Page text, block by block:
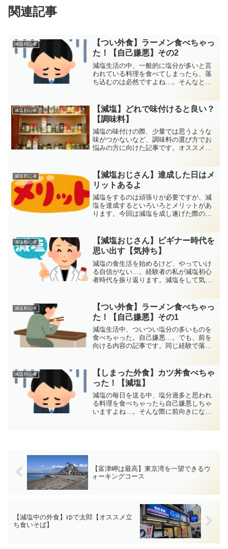
関連記事
減塩初心者
【つい外食】ラーメン食べちゃっ
た！【自己嫌悪】その2
減塩生活の中、一般的に塩分が多いと言
われている料理を食べてしまったら、落
ち込むのは必然ですよね…。そんなと
方、全然大丈夫ですよ。
減塩初心者
【減塩】どれで味付けると良い？
【調味料】
減塩の味付けの際、少量では思うような
味がつかないなど、調味料の選び方でお
悩みの方に向けた記事です。オススメの
に試せるものばかりです。
減塩初心者
【減塩おじさん】達成した日はメ
リットあるよ
減塩をするのは頑張りが必要ですが、減
塩を達成するといろいろとメリットがあ
ります。今回は減塩を成し遂げた際のメ
です。
減塩初心者
【減塩おじさん】ビギナー時代を
思い出す【気持ち】
減塩の食生活を始めるけど、やっていけ
る自信がない…。経験者の私が減塩初心
者時代を振り返ります。減塩をして気づ
減塩初心者
【つい外食】ラーメン食べちゃっ
た！【自己嫌悪】その1
減塩生活中、ついつい塩分の多いものを
食べちゃった。自己嫌悪…。でも、前を
向ける内容の記事です。同じ経験で落ち
減塩初心者
【しまった外食】カツ丼食べちゃ
った！【減塩】
減塩の毎日を送る中、塩分過多と思われ
る料理を食べちゃったら自己嫌悪しちゃ
いますよね…。そんな際に前向きになれ
【富津岬は最高】東京湾を一望できるウ
ォーキングコース
【減塩中の外食】ゆで太郎【オススメ立
ち食いそば】